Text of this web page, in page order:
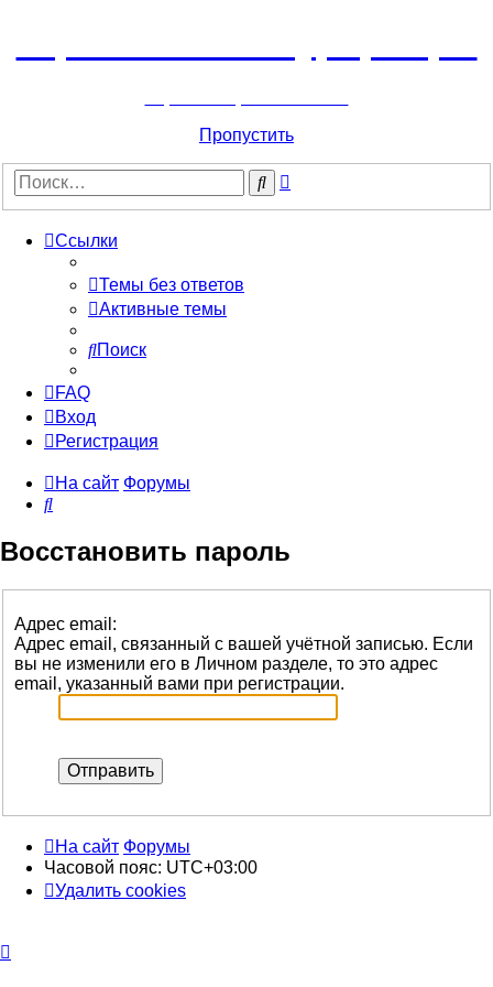
Пропустить
Поиск
Ссылки
Темы без ответов
Активные темы
Поиск
FAQ
Вход
Регистрация
На сайт Форумы
Поиск
Восстановить пароль
Адрес email:
Адрес email, связанный с вашей учётной записью. Если
вы не изменили его в Личном разделе, то это адрес
email, указанный вами при регистрации.
На сайт Форумы
Часовой пояс: UTC+03:00
Удалить cookies